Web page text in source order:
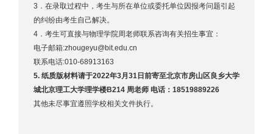
3．在录取过程中，考生与所在单位或委托单位因报考问题引起
的纠纷由考生自己解决。
4．考生可直接与物理学院周老师联系咨询有关招生事宜：
电子邮箱:zhougeyu@bit.edu.cn
联系电话:010-68913163
5. 纸质版材料请于2022年3月31日前寄至北京市房山区良乡大学
城北京理工大学理学楼B214 周老师 电话：18519889226
其他未尽事宜遵照学校相关文件执行。